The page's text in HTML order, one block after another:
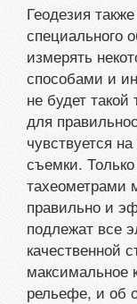
Геодезия
специального
измерять
способами и
не будет
для
чувствуется
съемки.
тахеометрами
правильно и
подлежат все
качественной
максимальное
рельефе, и об